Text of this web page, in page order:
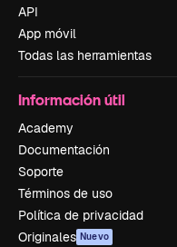
API
App móvil
Todas las herramientas
Información útil
Academy
Documentación
Soporte
Términos de uso
Política de privacidad
Originales Nuevo